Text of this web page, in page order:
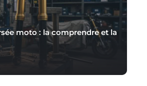
moto : la comprendre et la